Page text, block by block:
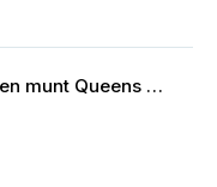
2 Troy ounce zilveren munt Queens Beasts Falcon of the Plantagenets 2019